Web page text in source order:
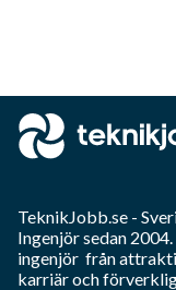
TeknikJobb.se -
Ingenjörsedan
ingenjör från
karriär och